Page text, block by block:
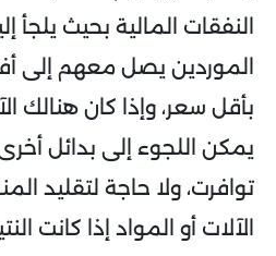
النفقات المالية بحيث يلجأ
الموردين يصل معهم إلى
بأقل سعر، وإذا كان هنالك
يمكن اللجوء إلى بدائل
توافرت، ولا حاجة لتقليد
الآلات أو المواد إذا كانت